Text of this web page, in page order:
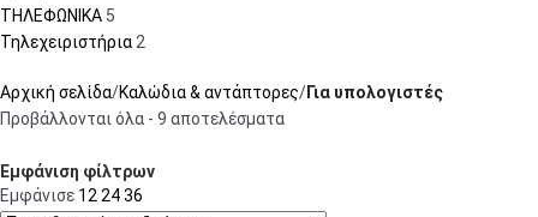
ΤΗΛΕΦΩΝΙΚΑ 5
Τηλεχειριστήρια2
Αρχική σελίδα Καλώδια & αντάπτορες
Για υπολογιστές
Προβάλλονται όλα - 9 αποτελέσματα
Εμφάνιση φίλτρων
Εμφάνισε 122436